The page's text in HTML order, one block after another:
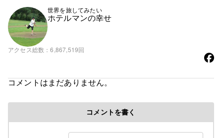
世界を旅してみたい
ホテルマンの幸せ
アクセス総数 6,867,519回
コメントはまだありません。
コメントを書く